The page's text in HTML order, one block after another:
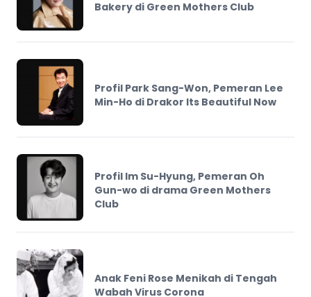
Bakery di Green Mothers Club
Profil Park Sang-Won, Pemeran Lee
Min-Ho di Drakor Its Beautiful Now
Profil Im Su-Hyung, Pemeran Oh
Gun-wo di drama Green Mothers
Club
Anak Feni Rose Menikah di Tengah
Wabah Virus Corona